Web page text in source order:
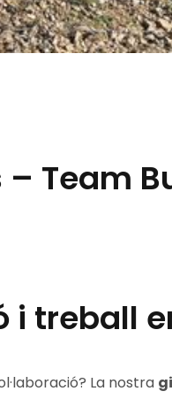
Team
i treball
La nostra